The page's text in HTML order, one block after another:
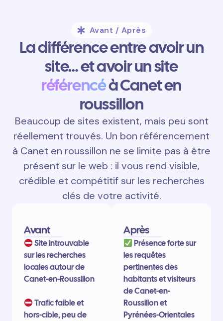
Avant / Après
La différence entre avoir un
site… et avoir un site
référencéà Canet en
roussillon
Beaucoup de sites existent, mais peu sont
réellement trouvés. Un bon référencement
à Canet en roussillon ne se limite pas à être
présent sur le web : il vous rend visible,
crédible et compétitif sur les recherches
clés de votre activité.
Avant
Site introuvable
sur les recherches
locales autour de
Canet-en-Roussillon
Trafic faible et
hors-cible, peu de
Après
Présence forte sur
les requêtes
pertinentes des
habitants et visiteurs
de Canet-en-
Roussillon et
Pyrénées-Orientales